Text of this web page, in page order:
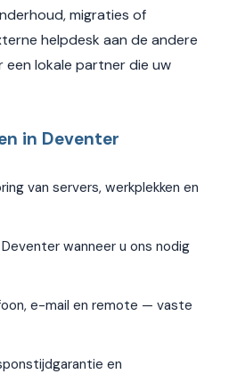
migraties of
helpdesk aan de andere
een lokale partner die uw
in Deventer
van servers, werkplekken en
wanneer u ons nodig
e-mail en remote — vaste
en